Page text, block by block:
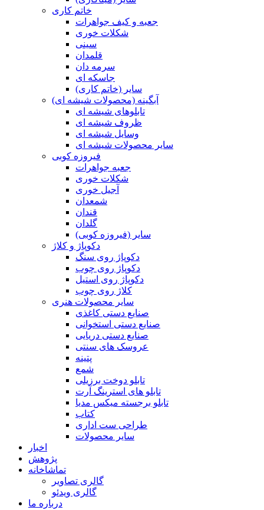
خاتم کاری
جعبه و کیف جواهرات
شکلات خوری
سینی
قلمدان
سرمه دان
جاسکه ای
سایر (خاتم کاری)
آبگینه (محصولات شیشه ای)
تابلوهای شیشه ای
ظروف شیشه ای
وسایل شیشه ای
سایر محصولات شیشه ای
فیروزه کوبی
جعبه جواهرات
شکلات خوری
آجیل خوری
شمعدان
قندان
گلدان
سایر (فیروزه کوبی)
دکوپاژ و کلاژ
دکوپاژ روی سنگ
دکوپاژ روی چوب
دکوپاژ روی استیل
کلاژ روی چوب
سایر محصولات هنری
صنایع دستی کاغذی
صنایع دستی استخوانی
صنایع دستی دریایی
عروسک های سنتی
پتینه
شمع
تابلو دوخت برزیلی
تابلو های استرینگ آرت
تابلو برجسته میکس مدیا
کتاب
طراحی ست اداری
سایر محصولات
اخبار
پژوهش
تماشاخانه
گالری تصاویر
گالری ویدئو
درباره ما